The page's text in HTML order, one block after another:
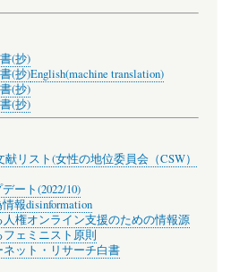
(抄)
(抄)English(machine translation)
(抄)
(抄)
リスト(女性の地位委員会（CSW）
ート(2022/10)
報disinformation
権オンライン支援のための情報源
ェミニスト原則
ット・リサーチ白書